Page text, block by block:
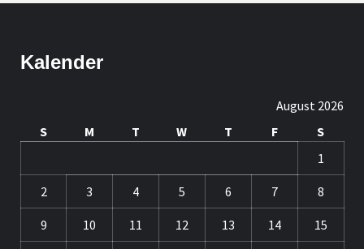
Kalender
August 2026
S
M T W T F
S
1
2 3 4 5 6 7 8
9 10 11 12 13 14 15